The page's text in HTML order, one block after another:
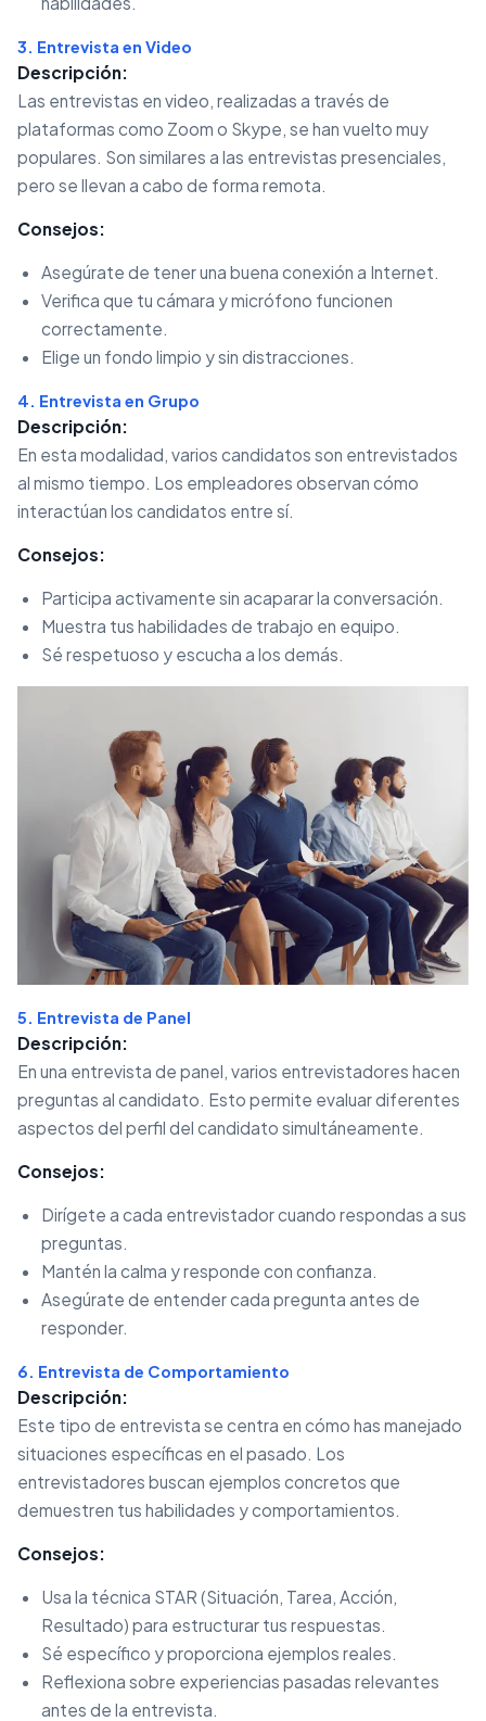
3. Entrevista en Video
Descripción:
Las entrevistas en video, realizadas a través de
plataformas como Zoom o Skype, se han vuelto muy
populares. Son similares a las entrevistas presenciales,
pero se llevan a cabo de forma remota.
Consejos:
Asegúrate de tener una buena conexión a Internet.
Verifica que tu cámara y micrófono funcionen
correctamente.
Elige un fondo limpio y sin distracciones.
4. Entrevista en Grupo
Descripción:
En esta modalidad, varios candidatos son entrevistados
al mismo tiempo. Los empleadores observan cómo
interactúan los candidatos entre sí.
Consejos:
Participa activamente sin acaparar la conversación.
Muestra tus habilidades de trabajo en equipo.
Sé respetuoso y escucha a los demás.
5. Entrevista de Panel
Descripción:
En una entrevista de panel, varios entrevistadores hacen
preguntas al candidato. Esto permite evaluar diferentes
aspectos del perfil del candidato simultáneamente.
Consejos:
Dirígete a cada entrevistador cuando respondas a sus
preguntas.
Mantén la calma y responde con confianza.
Asegúrate de entender cada pregunta antes de
responder.
6. Entrevista de Comportamiento
Descripción:
Este tipo de entrevista se centra en cómo has manejado
situaciones específicas en el pasado. Los
entrevistadores buscan ejemplos concretos que
demuestren tus habilidades y comportamientos.
Consejos:
Usa la técnica STAR (Situación, Tarea, Acción,
Resultado) para estructurar tus respuestas.
Sé específico y proporciona ejemplos reales.
Reflexiona sobre experiencias pasadas relevantes
antes de la entrevista.